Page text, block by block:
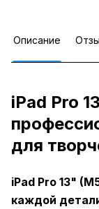
Описание
iPad Pro
для
iPad Pro 13"
каждой